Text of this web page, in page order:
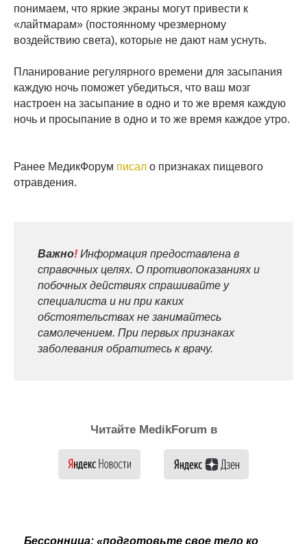
понимаем, что яркие экраны могут привести к
«лайтмарам» (постоянному чрезмерному
воздействию света), которые не дают нам уснуть.
Планирование регулярного времени для засыпания
каждую ночь поможет убедиться, что ваш мозг
настроен на засыпание в одно и то же время каждую
ночь и просыпание в одно и то же время каждое утро.
Ранее МедикФорум писал о признаках пищевого
отравдения.
Важно! Информация предоставлена в
справочных целях. О противопоказаниях и
побочных действиях спрашивайте у
специалиста и ни при каких
обстоятельствах не занимайтесь
самолечением. При первых признаках
заболевания обратитесь к врачу.
Читайте MedikForum в
Бессонница: «подготовьте свое тело ко